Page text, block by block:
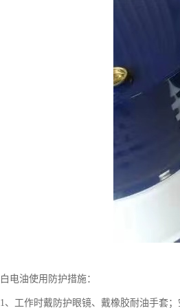
白电油使用防护措施：
1、工作时戴防护眼镜、戴橡胶耐油手套